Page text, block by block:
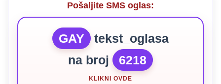
Pošaljite SMS oglas:
GAY
tekst_oglasa
na broj
6218
KLIKNI OVDE